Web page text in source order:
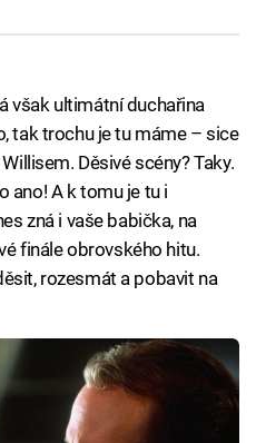
však ultimátní duchařina
tak trochu je tu máme – sice
Děsivé scény? Taky.
ano! A k tomu je tu i
zná i vaše babička, na
finále obrovského hitu.
rozesmát a pobavit na